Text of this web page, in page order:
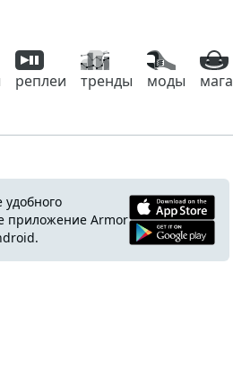
реплеи тренды моды
удобного
приложение Armor